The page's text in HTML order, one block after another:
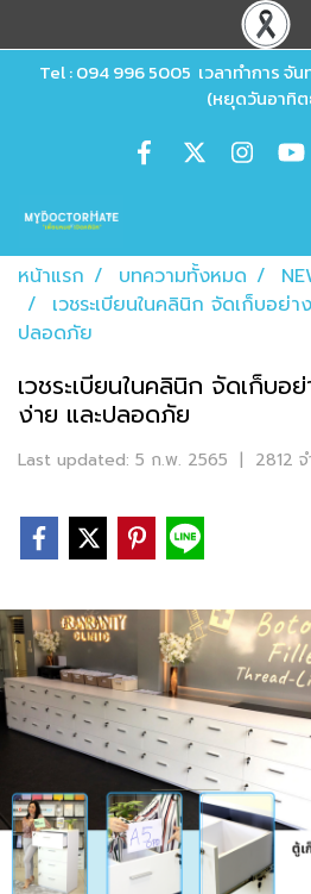
Tel : 094 996 5005 เวลาทำการ จั
(หยุดวันอาทิ
หน้าแรก บทความทั้งหมด
เวชระเบียนในคลินิก จัดเก็บอย่
ปลอดภัย
เวชระเบียนในคลินิก จัดเก็บอ
ง่าย และปลอดภัย
Last updated: 5 ก.พ. 2565 | 2812